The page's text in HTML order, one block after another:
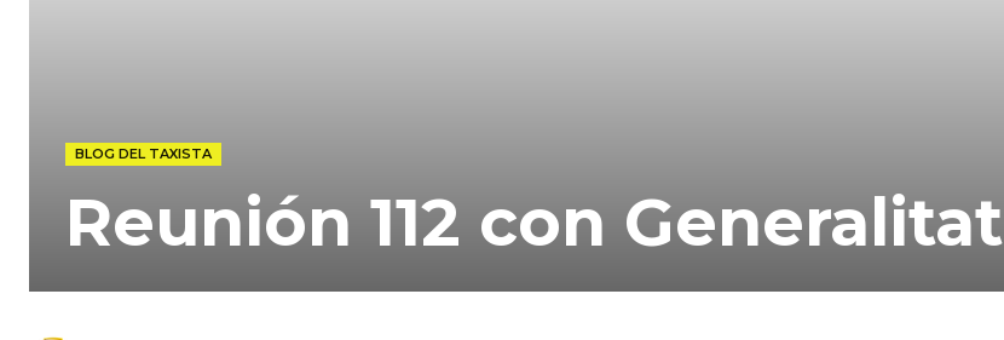
BLOG DEL TAXISTA
Reunión 112 con Generalitat